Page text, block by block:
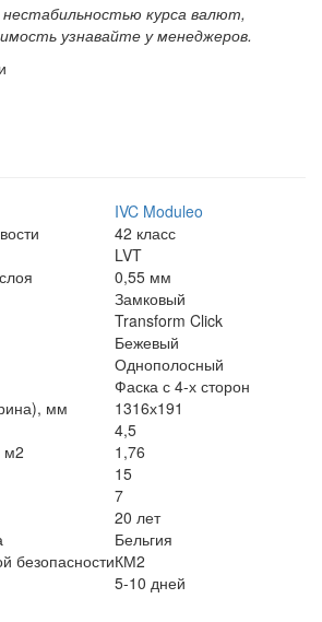
нестабильностью курса валют,
узнавайте у менеджеров.
IVC Moduleo
42 класс
LVT
0,55 мм
Замковый
Transform Click
Бежевый
Однополосный
Фаска с 4-х сторон
мм
1316х191
4,5
м2
1,76
15
7
20 лет
Бельгия
безопасностиКМ2
5-10 дней